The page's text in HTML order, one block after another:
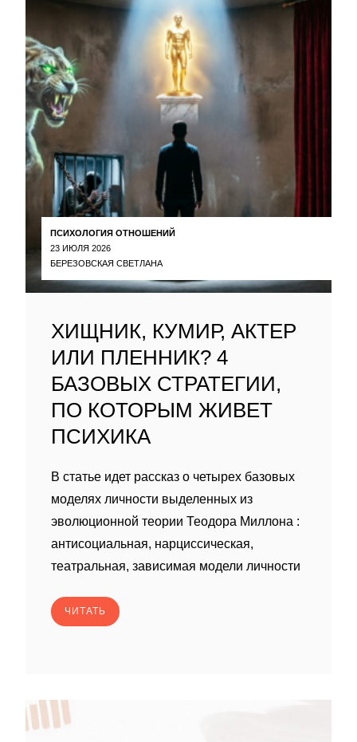
ПСИХОЛОГИЯ ОТНОШЕНИЙ
23 ИЮЛЯ 2026
БЕРЕЗОВСКАЯ СВЕТЛАНА
ХИЩНИК, КУМИР, АКТЕР
ИЛИ ПЛЕННИК? 4
БАЗОВЫХ СТРАТЕГИИ,
ПО КОТОРЫМ ЖИВЕТ
ПСИХИКА
В статье идет рассказ о четырех базовых
моделях личности выделенных из
эволюционной теории Теодора Миллона :
антисоциальная, нарциссическая,
театральная, зависимая модели личности
ЧИТАТЬ